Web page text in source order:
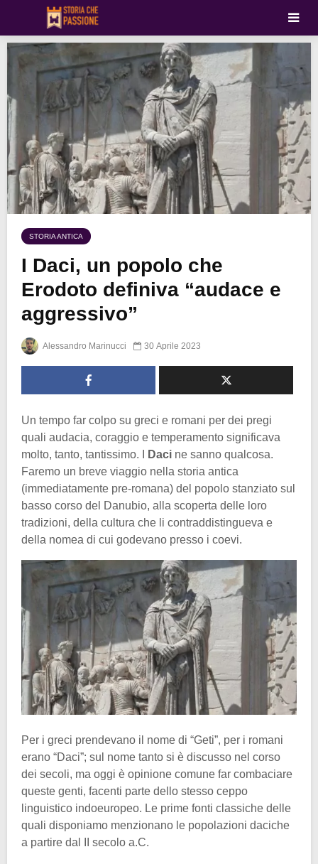
STORIA ANTICA
I Daci, un popolo che
Erodoto definiva “audace e
aggressivo”
Alessandro Marinucci 30 Aprile 2023
Un tempo far colpo su greci e romani per dei pregi
quali audacia, coraggio e temperamento significava
molto, tanto, tantissimo. I
Daci ne sanno qualcosa.
Faremo un breve viaggio nella storia antica
(immediatamente pre-romana) del popolo stanziato sul
basso corso del Danubio, alla scoperta delle loro
tradizioni, della cultura che li contraddistingueva e
della nomea di cui godevano presso i coevi.
Per i greci prendevano il nome di “Geti”, per i romani
erano “Daci”; sul nome tanto si è discusso nel corso
dei secoli, ma oggi è opinione comune far combaciare
queste genti, facenti parte dello stesso ceppo
linguistico indoeuropeo. Le prime fonti classiche delle
quali disponiamo menzionano le popolazioni daciche
a partire dal II secolo a.C.